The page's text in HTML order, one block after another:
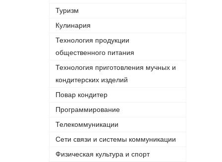
Туризм
Кулинария
Технология продукции
общественного питания
Технология приготовления мучных и
кондитерских изделий
Повар кондитер
Программирование
Телекоммуникации
Сети связи и системы коммуникации
Физическая культура и спорт